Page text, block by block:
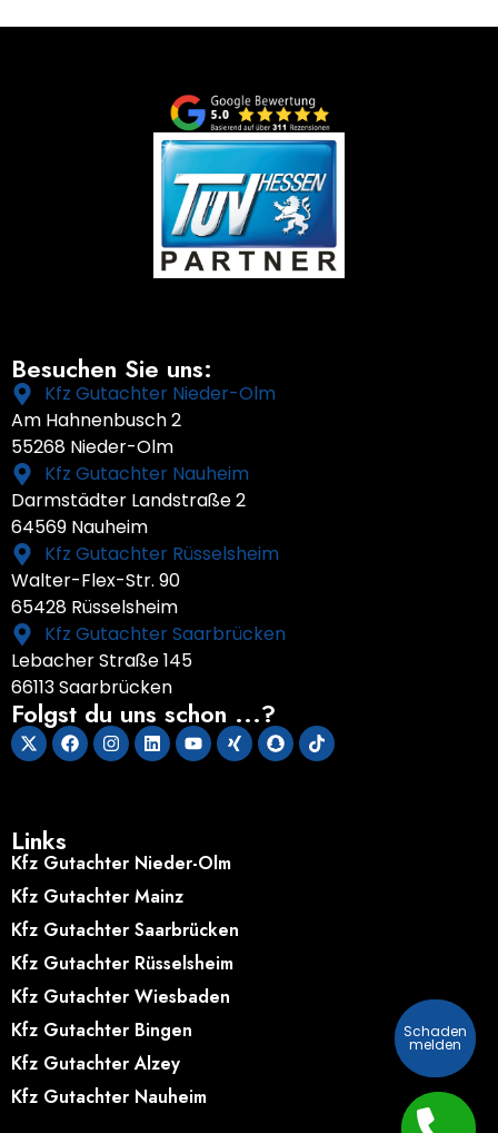
Links
Kfz Gutachter Nieder-Olm
Kfz Gutachter Mainz
Kfz Gutachter Saarbrücken
Kfz Gutachter Rüsselsheim
Kfz Gutachter Wiesbaden
Kfz Gutachter Bingen
Kfz Gutachter Alzey
Kfz Gutachter Nauheim
Besuchen Sie uns:
Kfz Gutachter Nieder-Olm
Am Hahnenbusch 2
55268 Nieder-Olm
Kfz Gutachter Nauheim
Darmstädter Landstraße 2
64569 Nauheim
Kfz Gutachter Rüsselsheim
Walter-Flex-Str. 90
65428 Rüsselsheim
Kfz Gutachter Saarbrücken
Lebacher Straße 145
66113 Saarbrücken
Folgst du uns schon ...?
Schaden
melden
Schaden
melden